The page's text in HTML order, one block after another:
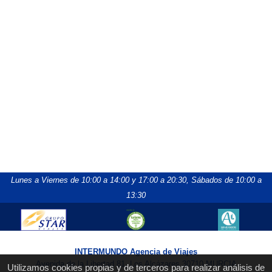
Utilizamos cookies propias y de terceros para realizar análisis de
Lunes a Viernes de 10:00 a 14:00 y 17:00 a 20:30, Sábados de 10:00 a
13:30
INTERMUNDO Agencia de Viajes
Avenida de la Libertad 81, Los Alcázares 30710 MURCIA